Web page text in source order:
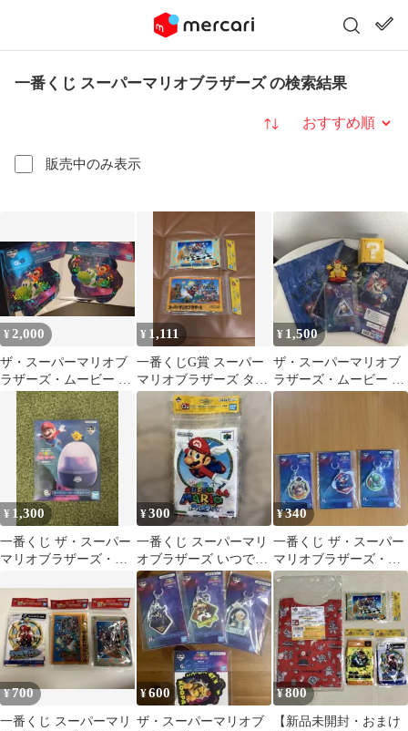
一番くじ スーパーマリオブラザーズ の検索結果
販売中のみ表示
並び替え
¥ 2,000
ザ・スーパーマリオブ
ラザーズ・ムービー 一
番くじ おまとめセット
¥ 1,111
一番くじG賞 スーパー
マリオブラザーズ タオ
ル 2種セット
¥ 1,500
ザ・スーパーマリオブ
ラザーズ・ムービー 一
番くじ セット
¥ 1,300
一番くじ ザ・スーパー
マリオブラザーズ・ム
¥300
一番くじ スーパーマリ
オブラザーズ いつでも
マリオ！コレクショ
ン G賞
¥340
一番くじ ザ・スーパー
マリオブラザーズ・ム
ービー H賞 3種
¥700
一番くじ スーパーマリ
¥600
ザ・スーパーマリオブ
¥800
【新品未開封・おまけ